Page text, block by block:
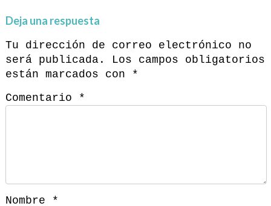
Deja una respuesta
Tu dirección de correo electrónico no
será publicada.
Los campos obligatorios
están marcados con
*
Comentario
*
Nombre *